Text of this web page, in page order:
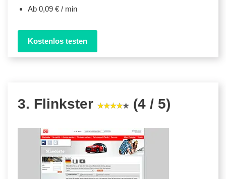
Ab 0,09 € / min
Kostenlos testen
3. Flinkster (4 / 5)